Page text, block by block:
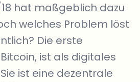
hat maßgeblich dazu
welches Problem löst
Die erste
ist als digitales
ist eine dezentrale